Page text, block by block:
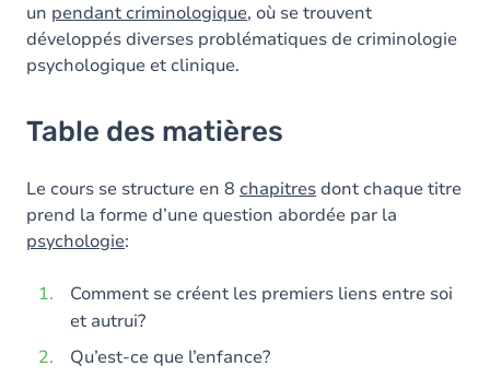
un pendant criminologique, où se trouvent
développés diverses problématiques de criminologie
psychologique et clinique.
Table des matières
Le cours se structure en 8 chapitresdont chaque titre
prend la forme d’une question abordée par la
psychologie:
Comment se créent les premiers liens entre soi
et autrui?
Qu’est-ce que l’enfance?